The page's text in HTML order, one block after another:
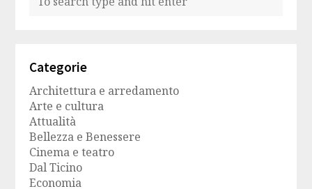
Categorie
Architettura e arredamento
Arte e cultura
Attualità
Bellezza e Benessere
Cinema e teatro
Dal Ticino
Economia